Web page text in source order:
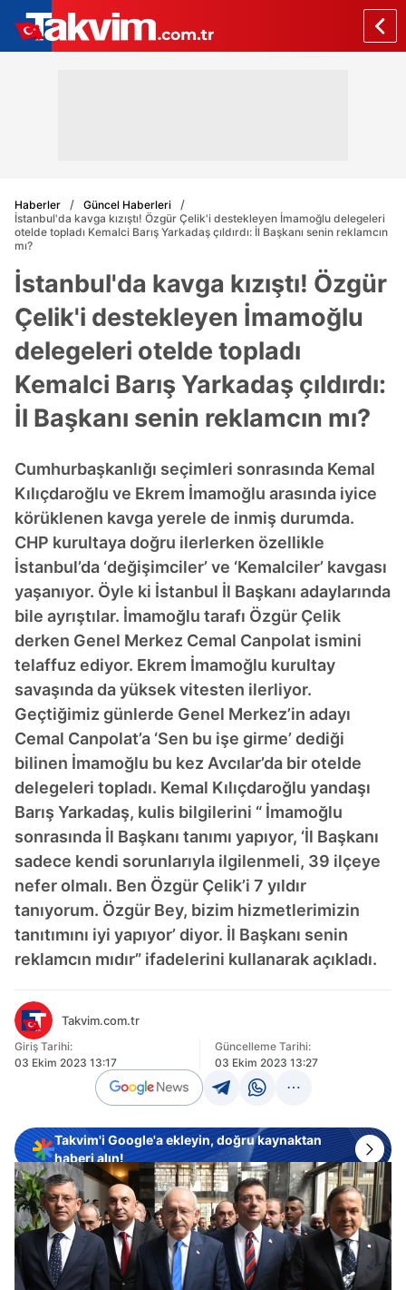
Haberler
Güncel Haberleri
İstanbul'da kavga kızıştı! Özgür Çelik'i destekleyen İmamoğlu delegeleri
otelde topladı Kemalci Barış Yarkadaş çıldırdı: İl Başkanı senin reklamcın
mı?
İstanbul'da kavga kızıştı! Özgür
Çelik'i destekleyen İmamoğlu
delegeleri otelde topladı
Kemalci Barış Yarkadaş çıldırdı:
İl Başkanı senin reklamcın mı?
Cumhurbaşkanlığı seçimleri sonrasında Kemal
Kılıçdaroğlu ve Ekrem İmamoğlu arasında iyice
körüklenen kavga yerele de inmiş durumda.
CHP kurultaya doğru ilerlerken özellikle
İstanbul’da ‘değişimciler’ ve ‘Kemalciler’ kavgası
yaşanıyor. Öyle ki İstanbul İl Başkanı adaylarında
bile ayrıştılar. İmamoğlu tarafı Özgür Çelik
derken Genel Merkez Cemal Canpolat ismini
telaffuz ediyor. Ekrem İmamoğlu kurultay
savaşında da yüksek vitesten ilerliyor.
Geçtiğimiz günlerde Genel Merkez’in adayı
Cemal Canpolat’a ‘Sen bu işe girme’ dediği
bilinen İmamoğlu bu kez Avcılar’da bir otelde
delegeleri topladı. Kemal Kılıçdaroğlu yandaşı
Barış Yarkadaş, kulis bilgilerini “ İmamoğlu
sonrasında İl Başkanı tanımı yapıyor, ‘İl Başkanı
sadece kendi sorunlarıyla ilgilenmeli, 39 ilçeye
nefer olmalı. Ben Özgür Çelik’i 7 yıldır
tanıyorum. Özgür Bey, bizim hizmetlerimizin
tanıtımını iyi yapıyor’ diyor. İl Başkanı senin
reklamcın mıdır” ifadelerini kullanarak açıkladı.
Takvim.com.tr
Giriş Tarihi:
03 Ekim 2023 13:17
Güncelleme Tarihi:
03 Ekim 2023 13:27
Takvim'i Google'a ekleyin, doğru kaynaktan
haberi alın!